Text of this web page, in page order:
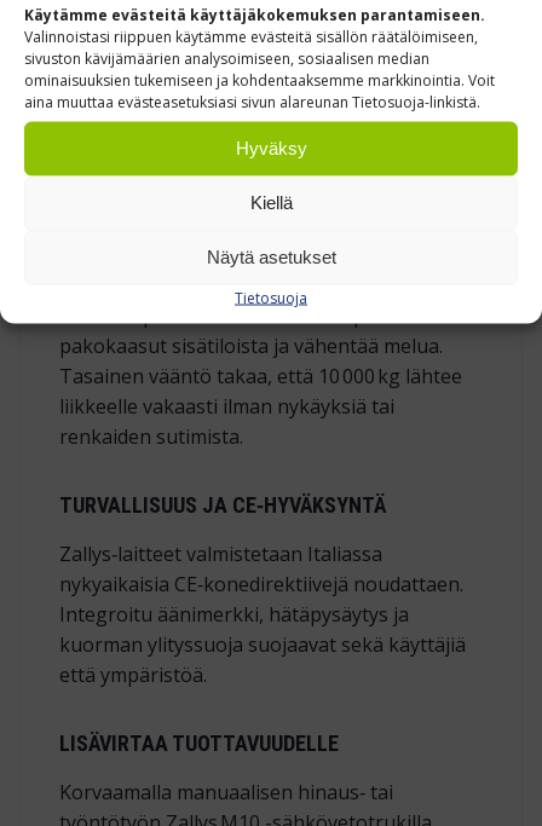
Käytämme evästeitä käyttäjäkokemuksen parantamiseen.
Valinnoistasi riippuen käytämme evästeitä sisällön räätälöimiseen,
sivuston kävijämäärien analysoimiseen, sosiaalisen median
ominaisuuksien tukemiseen ja kohdentaaksemme markkinointia. Voit
aina muuttaa evästeasetuksiasi sivun alareunan Tietosuoja-linkistä.
Hyväksy
Kiellä
Näytä asetukset
Tietosuoja
TEHO
Massiivinen 335 Ah AGM‑akusto tuottaa
pitkäkestoisen käyttöajan ilman
happovuotojen tai vedenlisäystarvetta.
taukojen aikana ja pidentää akun elinikää.
HILJAINEN JA PÄÄSTÖTÖN KÄYTTÖ
Huoltovapaa AC‑sähkömoottori poistaa
pakokaasut sisätiloista ja vähentää melua.
Tasainen vääntö takaa, että 10 000 kg lähtee
liikkeelle vakaasti ilman nykäyksiä tai
renkaiden sutimista.
TURVALLISUUS JA CE‑HYVÄKSYNTÄ
Zallys‑laitteet valmistetaan Italiassa
nykyaikaisia CE‑konedirektiivejä noudattaen.
Integroitu äänimerkki, hätäpysäytys ja
kuorman ylityssuoja suojaavat sekä käyttäjiä
että ympäristöä.
LISÄVIRTAA TUOTTAVUUDELLE
Korvaamalla manuaalisen hinaus‑ tai